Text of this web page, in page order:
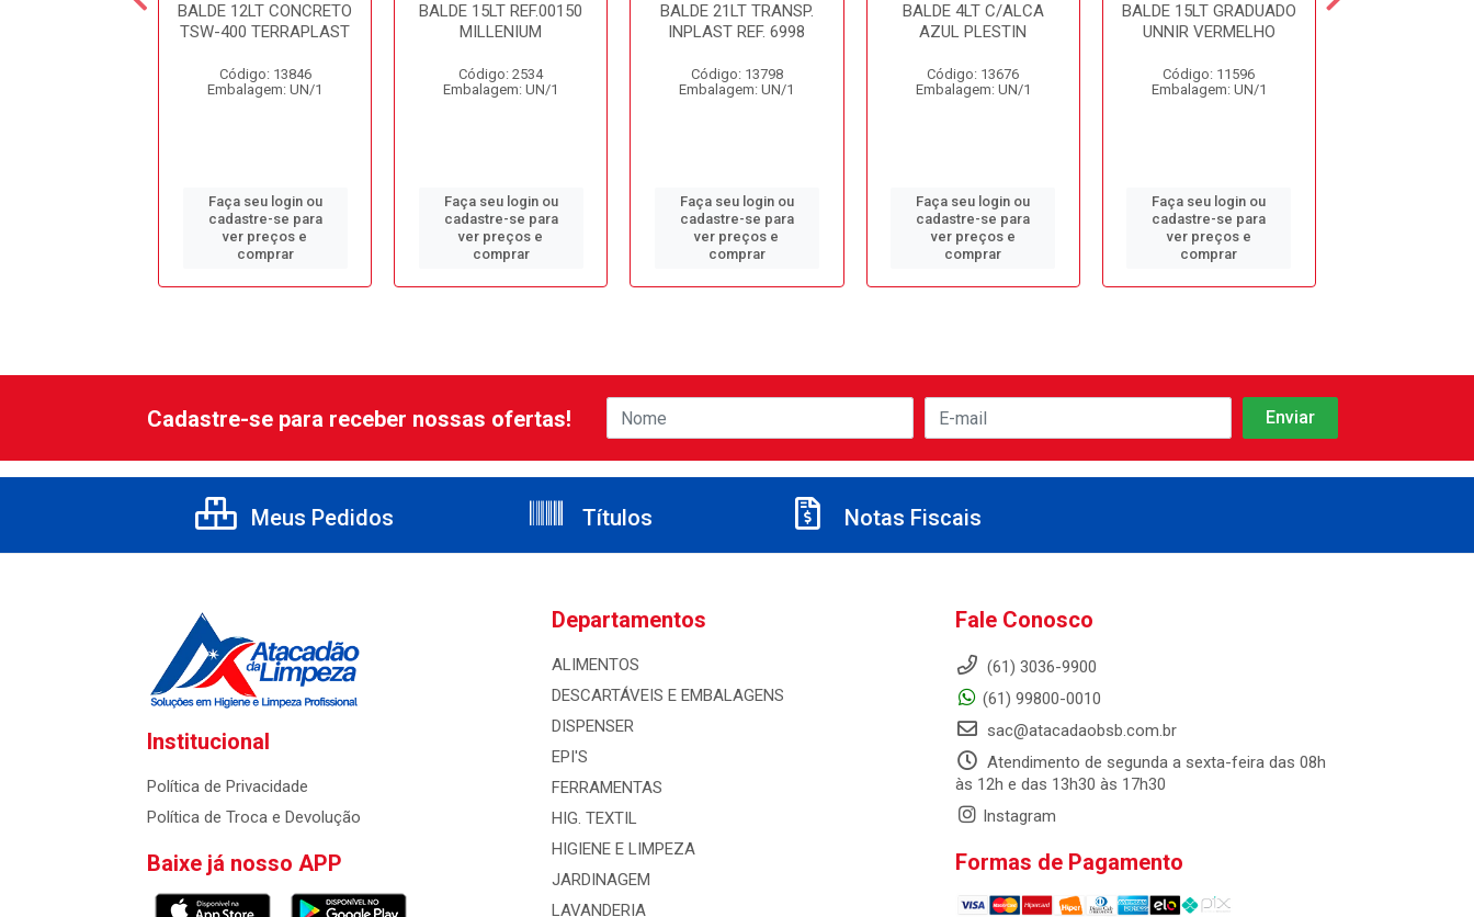
BALDE 12LT CONCRETO
TSW-400 TERRAPLAST
Código: 13846
Embalagem: UN/1
Faça seu login ou
cadastre-se para
ver preços e
comprar
BALDE 15LT REF.00150
MILLENIUM
Código: 2534
Embalagem: UN/1
Faça seu login ou
cadastre-se para
ver preços e
comprar
BALDE 21LT TRANSP.
INPLAST REF. 6998
Código: 13798
Embalagem: UN/1
Faça seu login ou
cadastre-se para
ver preços e
comprar
BALDE 4LT C/ALCA
AZUL PLESTIN
Código: 13676
Embalagem: UN/1
Faça seu login ou
cadastre-se para
ver preços e
comprar
BALDE 15LT GRADUADO
UNNIR VERMELHO
Código: 11596
Embalagem: UN/1
Faça seu login ou
cadastre-se para
ver preços e
comprar
Cadastre-se para receber nossas ofertas!
Meus Pedidos Títulos Notas Fiscais
Institucional
Política de Privacidade
Política de Troca e Devolução
Baixe já nosso APP
Departamentos
ALIMENTOS
DESCARTÁVEIS E EMBALAGENS
DISPENSER
EPI'S
FERRAMENTAS
HIG. TEXTIL
HIGIENE E LIMPEZA
JARDINAGEM
LAVANDERIA
Fale Conosco
(61) 3036-9900
(61) 99800-0010
sac@atacadaobsb.com.br
Atendimento de segunda a sexta-feira das 08h
às 12h e das 13h30 às 17h30
Instagram
Formas de Pagamento